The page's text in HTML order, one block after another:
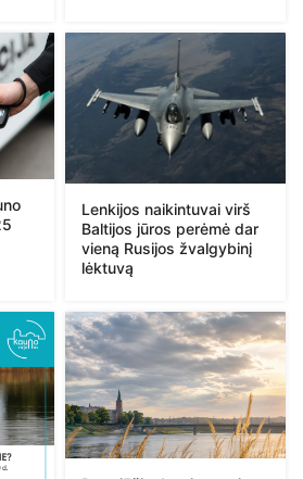
Lenkijos naikintuvai virš
Baltijos jūros perėmė dar
vieną Rusijos žvalgybinį
lėktuvą